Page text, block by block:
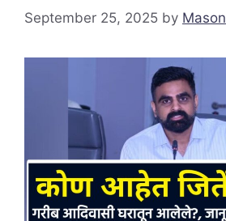
September 25, 2025 by Mason